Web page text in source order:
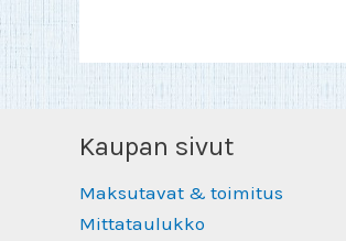
Kaupan sivut
Maksutavat & toimitus
Mittataulukko